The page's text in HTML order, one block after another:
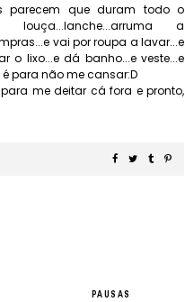
parecem que duram todo o
louça...lanche...arruma a
vai por roupa a lavar...e
lixo...e dá banho...e veste...e
para não me cansar:D
me deitar cá fora e pronto,
PAUSAS